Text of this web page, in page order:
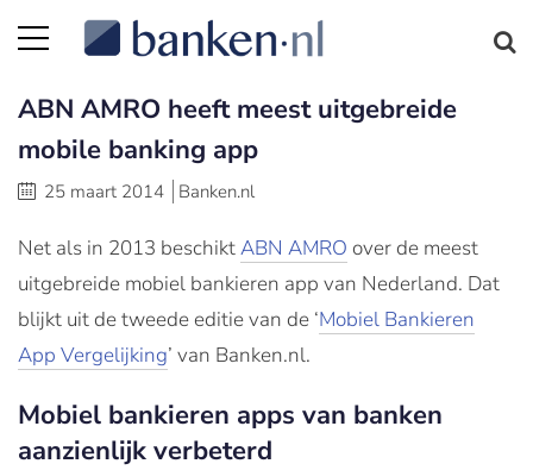
ABN AMRO heeft meest uitgebreide
mobile banking app
25 maart 2014 Banken.nl
Net als in 2013 beschiktABN AMRO over de meest
uitgebreide mobiel bankieren app van Nederland. Dat
blijkt uit de tweede editie van de ‘Mobiel Bankieren
App Vergelijking’ van Banken.nl.
Mobiel bankieren apps van banken
aanzienlijk verbeterd